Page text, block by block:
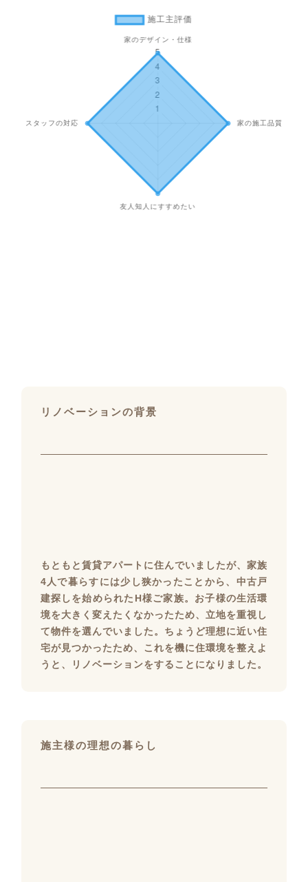
リノベーションの背景
もともと賃貸アパートに住んでいましたが、家族
4人で暮らすには少し狭かったことから、中古戸
建探しを始められたH様ご家族。お子様の生活環
境を大きく変えたくなかったため、立地を重視し
て物件を選んでいました。ちょうど理想に近い住
宅が見つかったため、これを機に住環境を整えよ
うと、リノベーションをすることになりました。
施主様の理想の暮らし